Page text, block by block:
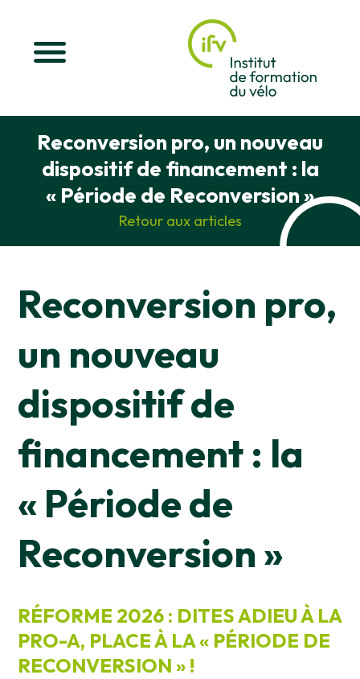
Reconversion pro, un nouveau
dispositif de financement : la
« Période de Reconversion »
Retour aux articles
Reconversion pro,
un nouveau
dispositif de
financement : la
« Période de
Reconversion »
RÉFORME 2026 : DITES ADIEU À LA
PRO-A, PLACE À LA « PÉRIODE DE
RECONVERSION » !